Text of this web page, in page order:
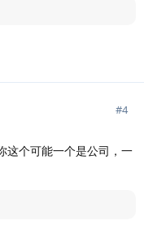
#4
这个可能一个是公司，一